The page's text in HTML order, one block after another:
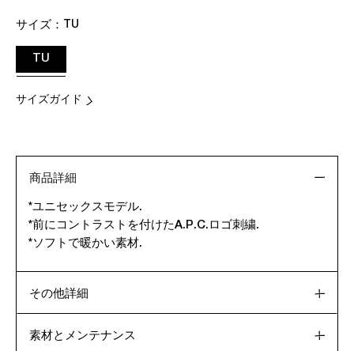
サイズ： TU
TU
サイズガイド
商品詳細
*ユニセックスモデル.
*前にコントラストを付けたA.P.C.ロゴ刺繍.
*ソフトで暖かい素材.
その他詳細
素材とメンテナンス